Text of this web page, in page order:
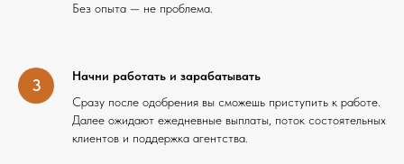
Без опыта — не проблема.
Начни работать и зарабатывать
Сразу после одобрения вы сможешь приступить к работе.
Далее ожидают ежедневные выплаты, поток состоятельных
клиентов и поддержка агентства.